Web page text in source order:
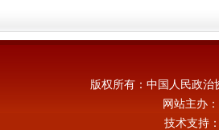
版权所有：中国人民政
网站主办
技术支持